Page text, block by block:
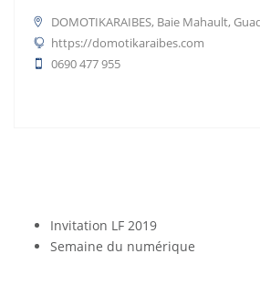
DOMOTIKARAIBES, Baie Mahault,
https://domotikaraibes.com
0690 477 955
Invitation LF 2019
Semaine du numérique